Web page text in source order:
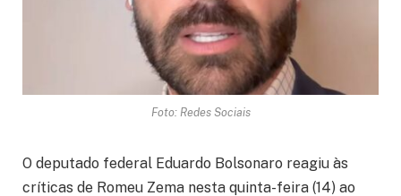
Foto: Redes Sociais
O deputado federal Eduardo Bolsonaro reagiu às
críticas de Romeu Zema nesta quinta-feira (14) ao